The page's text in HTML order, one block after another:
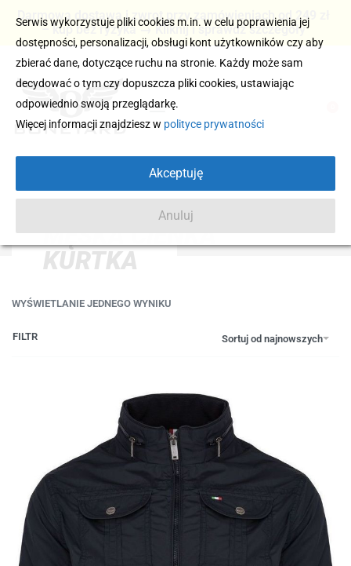
Darmowa dostawa i zwrot przy zamówieniach od 249 zł
– kup bez ryzyka → Kliknij i sprawdź szczegóły
MĘSKA CIENKA
KURTKA
WYŚWIETLANIE JEDNEGO WYNIKU
Sortuj od najnowszych
FILTR
Serwis wykorzystuje pliki cookies m.in. w celu poprawienia jej
dostępności, personalizacji, obsługi kont użytkowników czy aby
zbierać dane, dotyczące ruchu na stronie. Każdy może sam
decydować o tym czy dopuszcza pliki cookies, ustawiając
odpowiednio swoją przeglądarkę.
Więcej informacji znajdziesz w polityce prywatności
Akceptuję
Anuluj